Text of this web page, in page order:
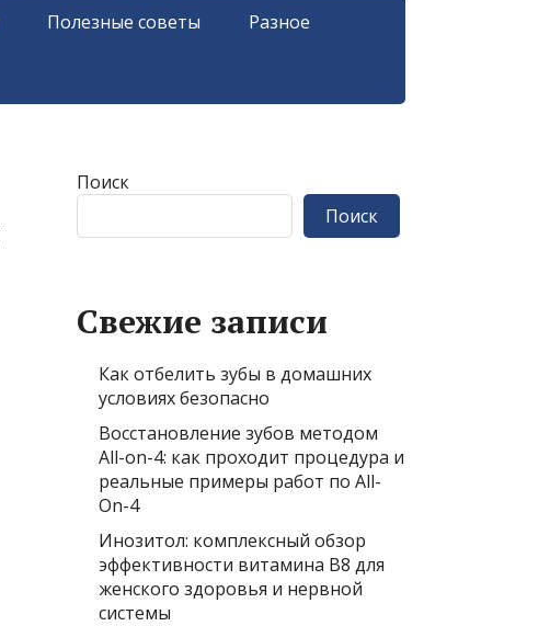
Полезные советы Разное
Поиск
Поиск
Свежие записи
Как отбелить зубы в домашних
условиях безопасно
Восстановление зубов методом
All-on-4: как проходит процедура и
реальные примеры работ по All-
On-4
Инозитол: комплексный обзор
эффективности витамина B8 для
женского здоровья и нервной
системы